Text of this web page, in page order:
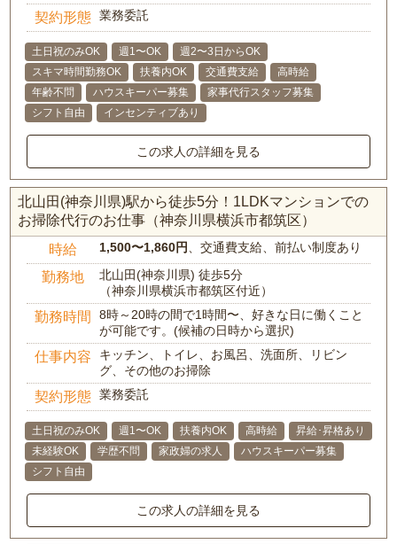
契約形態 業務委託
土日祝のみOK 週1〜OK
週2〜3日からOK
スキマ時間勤務OK
扶養内OK 交通費支給
高時給
年齢不問
ハウスキーパー募集
家事代行スタッフ募集
シフト自由
インセンティブあり
この求人の詳細を見る
北山田(神奈川県)駅から徒歩5分！1LDKマンションでの
お掃除代行のお仕事（神奈川県横浜市都筑区）
時給 1,500〜1,860円、交通費支給、前払い制度あり
勤務地
北山田(神奈川県) 徒歩5分
（神奈川県横浜市都筑区付近）
勤務時間
8時～20時の間で1時間〜、好きな日に働くこと
が可能です。(候補の日時から選択)
仕事内容
キッチン、トイレ、お風呂、洗面所、リビン
グ、その他のお掃除
契約形態 業務委託
土日祝のみOK 週1〜OK 扶養内OK 高時給
昇給･昇格あり
未経験OK
学歴不問 家政婦の求人
ハウスキーパー募集
シフト自由
この求人の詳細を見る